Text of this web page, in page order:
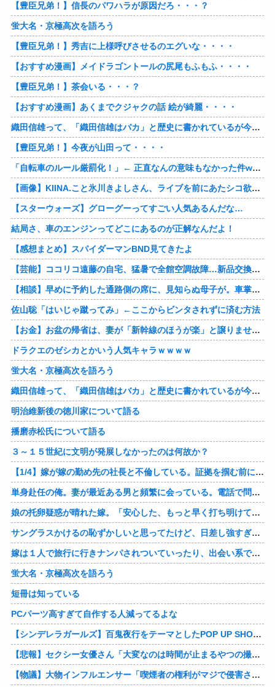
【豊臣兄弟！】信長のパワハラが原因だろ・・・？
蛍大名・京極高次を語ろう
【豊臣兄弟！】秀吉に上様呼びさせるのエグいな・・・・
【おすすめ漫画】メイドラゴントールの尻尾もふもふ・・・・
【豊臣兄弟！】茶会いる・・・？
【おすすめ漫画】あくまでクジャクの話 絵が綺麗・・・・
織田信雄って、「織田信雄はバカ」と歴史に書かれているが今まで家が残っているんでバカではないよな？
【豊臣兄弟！】今夜が山田って・・・・
「自転車のルール厳罰化！」← 正直なんの意味もなかった件www
【画像】KIINA.こと氷川きよしさん、ライブを前にあたシコ欲全開www
【スターウォーズ】グローグーってすごい人気あるんだな…
結局さ、車のエンジンってどこにあるのが正解なんだよ！
【感想まとめ】スパイダーマンBND見てきたよ
【芸能】ココリコ遠藤の自宅、猛暑で全館空調故障…新品交換費300万円…高額費用に「高すぎる」
【相談】早めに予約した通路側の席に、見知らぬ母子が。車掌の呼びかけにも「目を閉じて無視」して居座られました。無理やり奪われた席は、結局“やったもん勝ち”になってしまうのでしょうか？
佐山聡「はいじゃ蹴ってみ」←ここからビンタされずに済む方法
【お金】お盆の帰省は、妻が「新幹線のほうが楽」と譲りません。東京から大阪まで家族4人だと往復「10万円」近くかかるため、私は車で節約したいのですが、実際の費用はどれくらい違うのでしょうか？
ドラクエのゼシカとかいう人気キャラｗｗｗｗ
蛍大名・京極高次を語ろう
織田信雄って、「織田信雄はバカ」と歴史に書かれているが今まで家が残っているんでバカではないよな？
明治維新後の徳川家について語る
播磨赤松氏について語る
３～１５世紀に文明が発展しなかったのは何故か？
【1/4】嫁が嫁の勤め先の社長と不倫している。証拠を掴む前に嫁から離婚を切り出されたので、ハッタリかまして証拠を握っているフリしたら、向こうから示談話を振ってきたｗ
単身赴任の俺。妻が最近ある男と頻繁に会っている。電話で問い詰めた。「好きなのはアナタ、でも会えないのがツライ、寂しいから・・・」妻は、その男と不倫関係に発展した様だ…
娘の托卵疑惑が晴れた嫁。「安心した、もっと早く打ち明けて鑑定しておけばよかった」と。そして「今度こそ家族三人で幸せになりたい」と言い出した！！ごめんこうむるわｗｗ
サングラスかけるの恥ずかしいと思ってたけど、日差し強すぎてサングラスかけ始めたわ
嫁は１人で旅行に行きナンパされついていったり、出会い系で知り合った男と会ったりした。しかも酔っていて避妊もしてなかった。そしてやはり自分には夫しかいないと思ったんだとｗ
蛍大名・京極高次を語ろう
短冊は知っている
PCパーツ高すぎて自作する人減ってるよな
【シンデレラガールズ】百鬼夜行をテーマとしたPOP UP SHOPが東京・大阪にて開催
【悲報】セクシー女優さん「大変なのは時間が止まるやつの撮影」←ばらしてしまうｗ
【物議】大物インフルエンサー「喫煙者の権利がマジで侵害されてる。いくら税金払ってるんだ」他